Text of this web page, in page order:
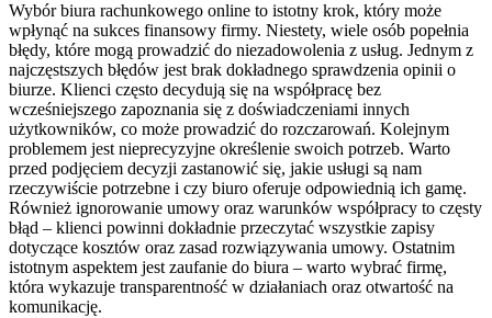
Wybór biura rachunkowego online to istotny krok, który może
wpłynąć na sukces finansowy firmy. Niestety, wiele osób popełnia
błędy, które mogą prowadzić do niezadowolenia z usług. Jednym z
najczęstszych błędów jest brak dokładnego sprawdzenia opinii o
biurze. Klienci często decydują się na współpracę bez
wcześniejszego zapoznania się z doświadczeniami innych
użytkowników, co może prowadzić do rozczarowań. Kolejnym
problemem jest nieprecyzyjne określenie swoich potrzeb. Warto
przed podjęciem decyzji zastanowić się, jakie usługi są nam
rzeczywiście potrzebne i czy biuro oferuje odpowiednią ich gamę.
Również ignorowanie umowy oraz warunków współpracy to częsty
błąd – klienci powinni dokładnie przeczytać wszystkie zapisy
dotyczące kosztów oraz zasad rozwiązywania umowy. Ostatnim
istotnym aspektem jest zaufanie do biura – warto wybrać firmę,
która wykazuje transparentność w działaniach oraz otwartość na
komunikację.